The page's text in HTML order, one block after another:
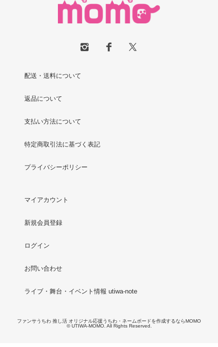
配送・送料について
返品について
支払い方法について
特定商取引法に基づく表記
プライバシーポリシー
マイアカウント
新規会員登録
ログイン
お問い合わせ
ライブ・舞台・イベント情報 utiwa-note
ファンサうちわ 推し活 オリジナル応援うちわ・ネームボードを作成するならMOMO
© UTIWA-MOMO. All Rights Reserved.